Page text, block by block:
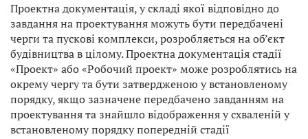
Проектна документація, у складі якої відповідно до
завдання на проектування можуть бути передбачені
черги та пускові комплекси, розробляється на об’єкт
будівництва в цілому. Проектна документація стадії
«Проект» або «Робочий проект» може розроблятись на
окрему чергу та бути затвердженою у встановленому
порядку, якщо зазначене передбачено завданням на
проектування та знайшло відображення у схваленій у
встановленому порядку попередній стадії